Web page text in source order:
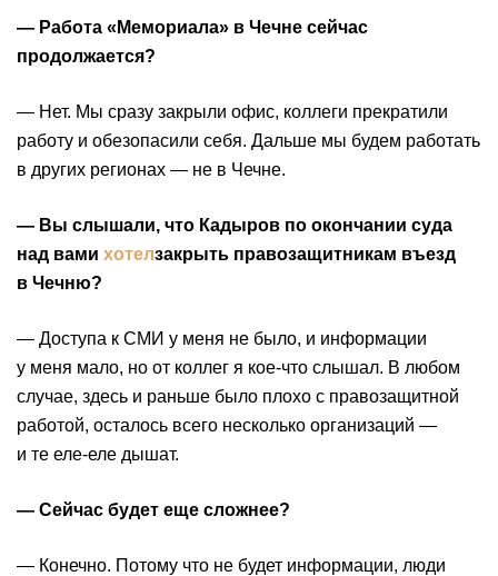
— Работа «Мемориала» в Чечне сейчас
продолжается?
— Нет. Мы сразу закрыли офис, коллеги прекратили
работу и обезопасили себя. Дальше мы будем работать
в других регионах — не в Чечне.
— Вы слышали, что Кадыров по окончании суда
над вами хотелзакрыть правозащитникам въезд
в Чечню?
— Доступа к СМИ у меня не было, и информации
у меня мало, но от коллег я кое-что слышал. В любом
случае, здесь и раньше было плохо с правозащитной
работой, осталось всего несколько организаций —
и те еле-еле дышат.
— Сейчас будет еще сложнее?
— Конечно. Потому что не будет информации, люди